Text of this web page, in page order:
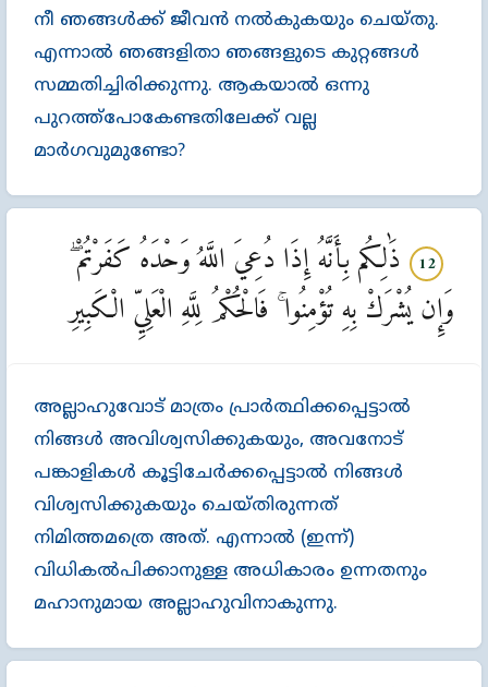
നീ ഞങ്ങള്‍ക്ക്‌ ജീവന്‍ നല്‍കുകയും ചെയ്തു.
എന്നാല്‍ ഞങ്ങളിതാ ഞങ്ങളുടെ കുറ്റങ്ങള്‍
സമ്മതിച്ചിരിക്കുന്നു. ആകയാല്‍ ഒന്നു
പുറത്ത്പോകേണ്ടതിലേക്ക്‌ വല്ല
മാര്‍ഗവുമുണ്ടോ?
അല്ലാഹുവോട്‌ മാത്രം പ്രാര്‍ത്ഥിക്കപ്പെട്ടാല്‍
നിങ്ങള്‍ അവിശ്വസിക്കുകയും, അവനോട്‌
പങ്കാളികള്‍ കൂട്ടിചേര്‍ക്കപ്പെട്ടാല്‍ നിങ്ങള്‍
വിശ്വസിക്കുകയും ചെയ്തിരുന്നത്‌
നിമിത്തമത്രെ അത്‌. എന്നാല്‍ (ഇന്ന്‌)
വിധികല്‍പിക്കാനുള്ള അധികാരം ഉന്നതനും
മഹാനുമായ അല്ലാഹുവിനാകുന്നു.
12
ذَٰلِكُم بِأَنَّهُ إِذَا دُعِيَ اللَّهُ وَحْدَهُ كَفَرْتُمْ ۖ
وَإِن يُشْرَكْ بِهِ تُؤْمِنُوا ۚ فَالْحُكْمُ لِلَّهِ الْعَلِيِّ الْكَبِيرِ